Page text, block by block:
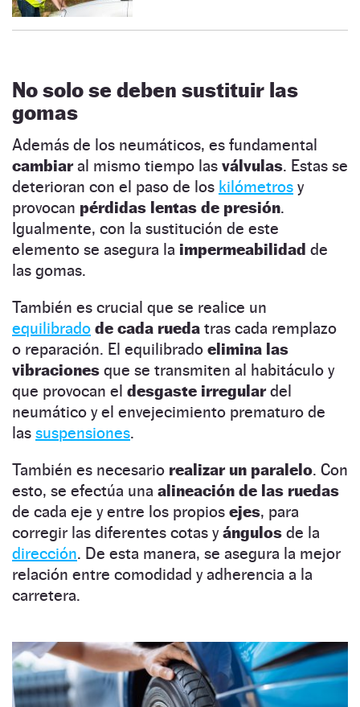
No solo se deben sustituir las
gomas
Además de los neumáticos, es fundamental
cambiaral mismo tiempo las válvulas. Estas se
deterioran con el paso de los kilómetros y
provocan pérdidas lentas de presión.
Igualmente, con la sustitución de este
elemento se asegura la impermeabilidad de
las gomas.
También es crucial que se realice un
equilibrado de cada rueda tras cada remplazo
o reparación. El equilibrado elimina las
vibraciones que se transmiten al habitáculo y
que provocan el desgaste irregulardel
neumático y el envejecimiento prematuro de
las suspensiones.
También es necesario realizar un paralelo. Con
esto, se efectúa una alineación de las ruedas
de cada eje y entre los propios ejes, para
corregir las diferentes cotas yángulos de la
dirección. De esta manera, se asegura la mejor
relación entre comodidad y adherencia a la
carretera.